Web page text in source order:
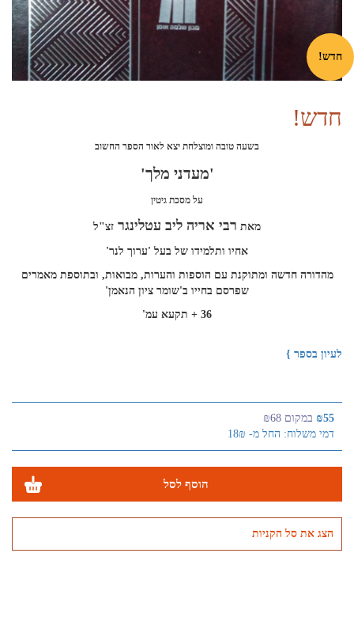
חדש!
חדש!
בשעה טובה ומוצלחת יצא לאור הספר החשוב
'מעדני מלך'
על מסכת גיטין
מאת רבי אריה ליב עטלינגר זצ"ל
אחיו ותלמידו של בעל 'ערוך לנר'
מהדורה חדשה ומתוקנת עם הוספות והערות, מבואות, ובתוספת מאמרים
שפרסם בחייו ב'שומר ציון הנאמן'
36 + תקעא עמ'
לעיון בספר }
₪55 במקום ₪68
דמי משלוח: החל מ- 18₪
הוסף לסל
הצג את סל הקניות